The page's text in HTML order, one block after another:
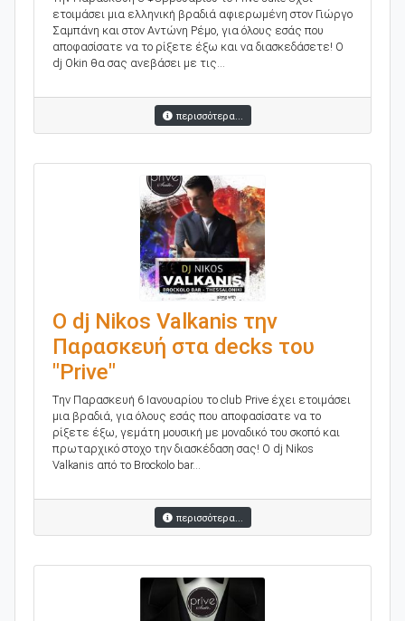
ετοιμάσει μια ελληνική βραδιά αφιερωμένη στον Γιώργο
Σαμπάνη και στον Αντώνη Ρέμο, για όλους εσάς που
αποφασίσατε να το ρίξετε έξω και να διασκεδάσετε! Ο
dj Okin θα σας ανεβάσει με τις...
περισσότερα...
Ο dj Nikos Valkanis την
Παρασκευή στα decks του
"Prive"
Tην Παρασκευή 6 Ιανουαρίου το club Prive έχει ετοιμάσει
μια βραδιά, για όλους εσάς που αποφασίσατε να το
ρίξετε έξω, γεμάτη μουσική με μοναδικό του σκοπό και
πρωταρχικό στοχο την διασκέδαση σας! Ο dj Nikos
Valkanis από το Brockolo bar...
περισσότερα...